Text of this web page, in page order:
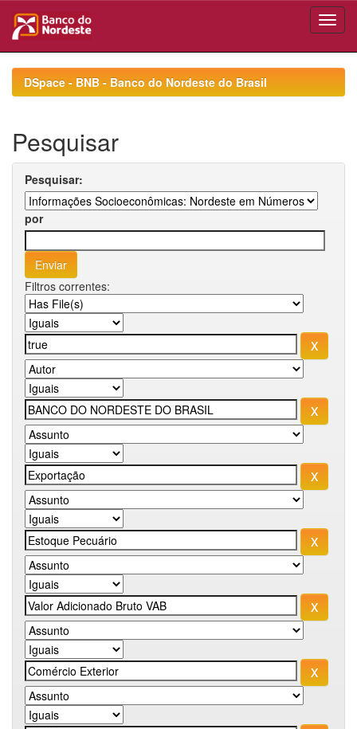
navigationDSpace - BNB - Banco do Nordeste do Brasil
Pesquisar
Pesquisar:
por
Filtros correntes: